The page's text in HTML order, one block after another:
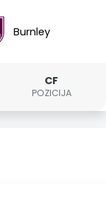
Burnley
CF
POZICIJA